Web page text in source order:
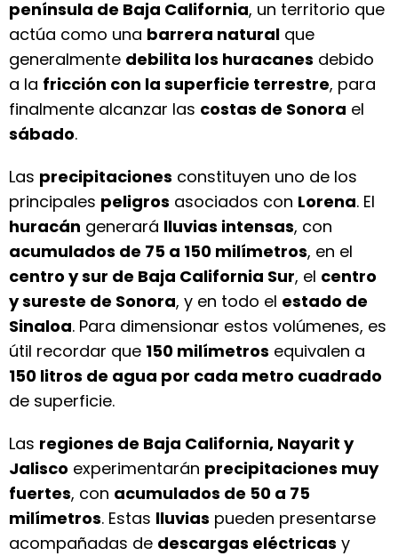
península de Baja California, un territorio que
actúa como una barrera natural que
generalmente debilita los huracanes debido
a la fricción con la superficie terrestre, para
finalmente alcanzar las costas de Sonora el
sábado.
Las precipitaciones constituyen uno de los
principales peligros asociados con Lorena. El
huracán generará lluvias intensas, con
acumulados de 75 a 150 milímetros, en el
centro y sur de Baja California Sur, el centro
y sureste de Sonora, y en todo el estado de
Sinaloa. Para dimensionar estos volúmenes, es
útil recordar que 150 milímetros equivalen a
150 litros de agua por cada metro cuadrado
de superficie.
Las regiones de Baja California, Nayarit y
Jalisco experimentarán precipitaciones muy
fuertes, con acumulados de 50 a 75
milímetros. Estas lluvias pueden presentarse
acompañadas de descargas eléctricas y